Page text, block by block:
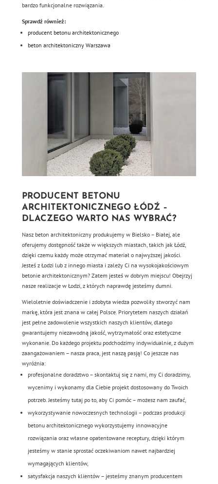
bardzo funkcjonalne rozwiązania.
Sprawdź również:
producent betonu architektonicznego
beton architektoniczny Warszawa
PRODUCENT BETONU
ARCHITEKTONICZNEGO ŁÓDŹ –
DLACZEGO WARTO NAS WYBRAĆ?
Nasz beton architektoniczny produkujemy w Bielsko – Białej, ale
oferujemy dostępność także w większych miastach, takich jak Łódź,
dzięki czemu każdy może otrzymać materiał o najwyższej jakości.
Jesteś z Łodzi lub z innego miasta i zależy Ci na wysokojakościowym
betonie architektonicznym? Zatem jesteś w dobrym miejscu! Obejrzyj
nasze realizacje w Łodzi, z których naprawdę jesteśmy dumni.
Wieloletnie doświadczenie i zdobyta wiedza pozwoliły stworzyć nam
markę, która jest znana w całej Polsce. Priorytetem naszych działań
jest pełne zadowolenie wszystkich naszych klientów, dlatego
gwarantujemy niezawodną jakość, wytrzymałość oraz estetyczne
wykonanie. Do każdego projektu podchodzimy indywidualnie, z dużym
zaangażowaniem – nasza praca, jest naszą pasją! Co jeszcze nas
wyróżnia:
profesjonalne doradztwo – skontaktuj się z nami, my Ci doradzimy,
wycenimy i wykonamy dla Ciebie projekt dostosowany do Twoich
potrzeb. Jesteśmy tutaj po to, aby Ci pomóc – możesz nam zaufać,
wykorzystywanie nowoczesnych technologii – podczas produkcji
betonu architektonicznego wykorzystujemy innowacyjne
rozwiązania oraz własne opatentowane receptury, dzięki którym
jesteśmy w stanie sprostać oczekiwaniom nawet najbardziej
wymagających klientów,
satysfakcja naszych klientów – jesteśmy znanym producentem